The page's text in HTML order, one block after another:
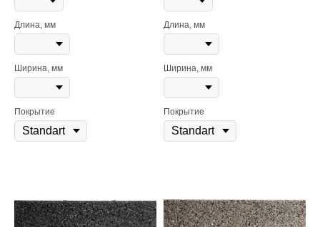
Длина, мм
Ширина, мм
Покрытие
Длина, мм
Ширина, мм
Покрытие